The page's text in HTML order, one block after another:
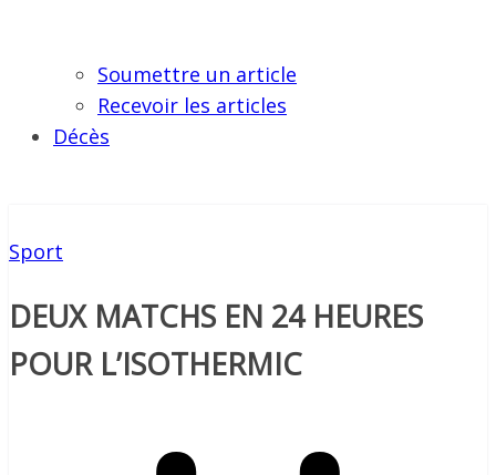
Soumettre un article
Recevoir les articles
Décès
Sport
DEUX MATCHS EN 24 HEURES
POUR L’ISOTHERMIC